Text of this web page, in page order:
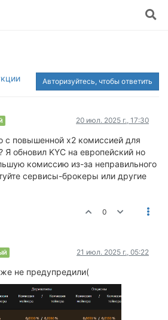
Авторизуйтесь, чтобы ответить
20 июл. 2025 г., 17:30
с повышенной х2 комиссией для
Я обновил KYC на европейский но
комиссию из-за неправильного
сервисы-брокеры или другие
0
21 июл. 2025 г., 05:22
не предупредили(